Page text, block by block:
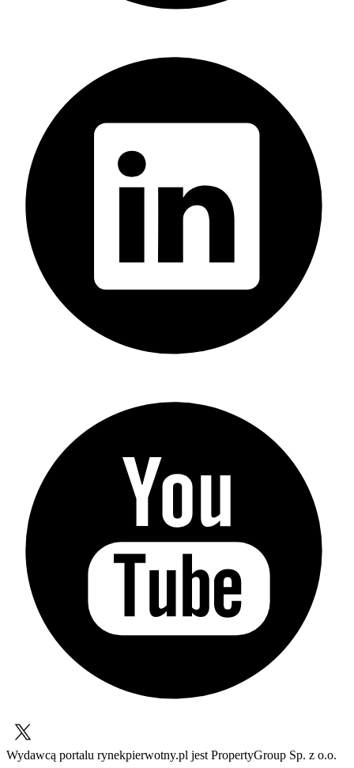
Wydawcą portalu rynekpierwotny.pl jest PropertyGroup Sp. z o.o.